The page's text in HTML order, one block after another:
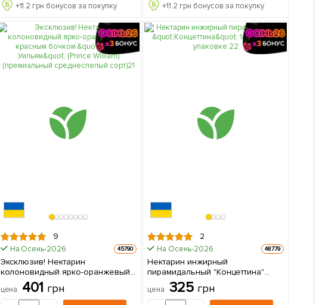
+11.2 грн бонусов за покупку +11.2 грн бонусов за покупку
9
На Осень-2026 45790
Эксклюзив! Нектарин
колоновидный ярко-оранжевый с
красным бочком "Принц Уильям"
(Prince William) (премиальный
среднеспелый сорт) 1 саженец в
цена 401 грн
2
На Осень-2026 48779
Нектарин инжирный
пирамидальный "Концеттина"
1саженец в упаковке.
цена 325 грн